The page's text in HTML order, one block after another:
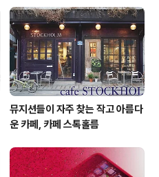
뮤지션들이 자주 찾는 작고 아름다
운 카페, 카페 스톡홀름